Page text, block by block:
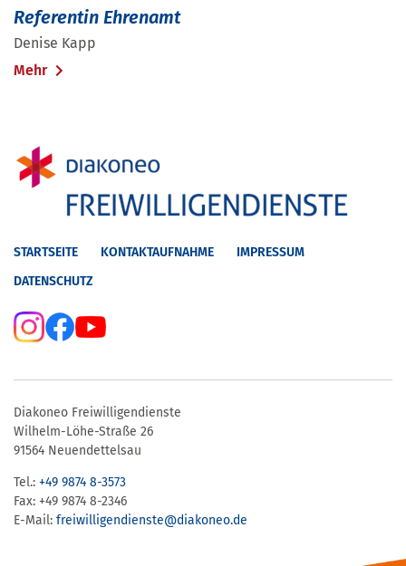
Referentin Ehrenamt
Denise Kapp
Mehr
STARTSEITE KONTAKTAUFNAHME
IMPRESSUM
DATENSCHUTZ
Diakoneo Freiwilligendienste
Wilhelm-Löhe-Straße 26
91564 Neuendettelsau
Tel.: +49 9874 8-3573
Fax: +49 9874 8-2346
E-Mail: freiwilligendienste@diakoneo.de